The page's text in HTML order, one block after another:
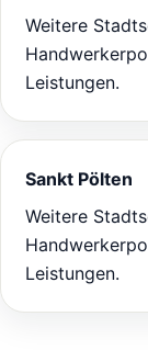
Weitere
Leistungen.
Sankt Pölten
Weitere
Leistungen.